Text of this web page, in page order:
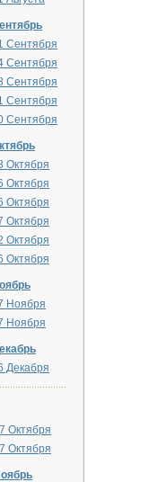
Сентября
Сентября
Сентября
Сентября
Сентября
Октября
Октября
Октября
Октября
Октября
Октября
Ноября
Ноября
Декабря
Октября
Октября